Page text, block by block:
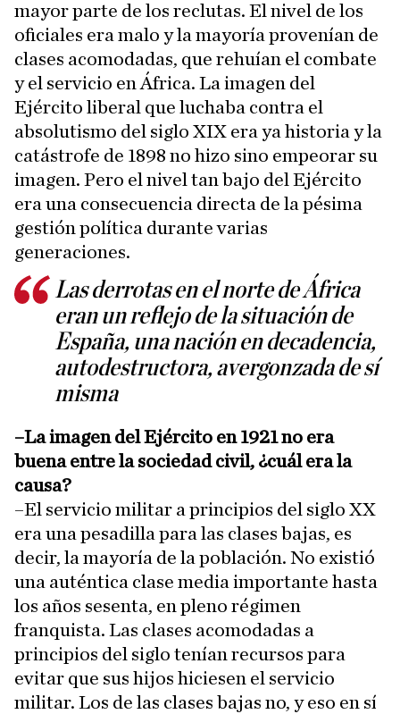
mayor parte de los reclutas. El nivel de los
oficiales era malo y la mayoría provenían de
clases acomodadas, que rehuían el combate
y el servicio en África. La imagen del
Ejército liberal que luchaba contra el
absolutismo del siglo XIX era ya historia y la
catástrofe de 1898 no hizo sino empeorar su
imagen. Pero el nivel tan bajo del Ejército
era una consecuencia directa de la pésima
gestión política durante varias
generaciones.
Las derrotas en el norte de África
eran un reflejo de la situación de
España, una nación en decadencia,
autodestructora, avergonzada de sí
misma
–La imagen del Ejército en 1921 no era
buena entre la sociedad civil, ¿cuál era la
causa?
–El servicio militar a principios del siglo XX
era una pesadilla para las clases bajas, es
decir, la mayoría de la población. No existió
una auténtica clase media importante hasta
los años sesenta, en pleno régimen
franquista. Las clases acomodadas a
principios del siglo tenían recursos para
evitar que sus hijos hiciesen el servicio
militar. Los de las clases bajas no, y eso en sí